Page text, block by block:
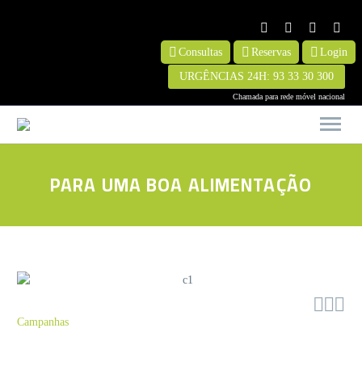
Consultas Reservas
Login
URGÊNCIAS 24H: 93 33 30 300
PARA UMA BOA ALIMENTAÇÃO

Campanhas